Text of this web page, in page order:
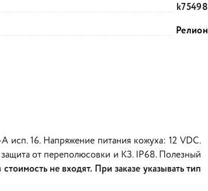
k75498
Релион
16. Напряжение питания кожуха: 12 VDС.
от переполюсовки и КЗ. IP68. Полезный
не входят. При заказе указывать тип